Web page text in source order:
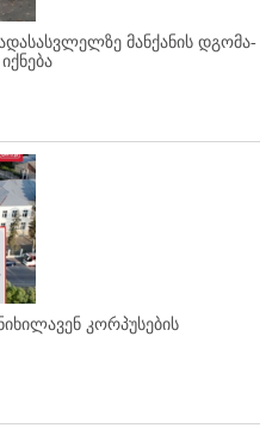
მანქანის დგომა-
კორპუსების